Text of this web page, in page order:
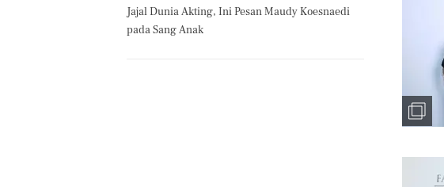
Jajal Dunia Akting, Ini Pesan Maudy Koesnaedi
pada Sang Anak